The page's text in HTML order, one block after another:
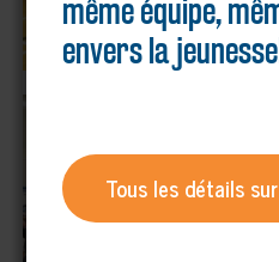
même équipe,
envers la
Tous les détails